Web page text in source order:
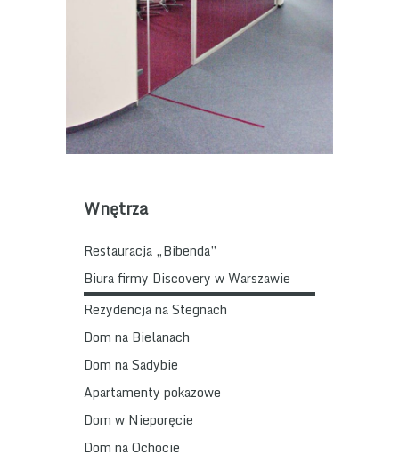
Wnętrza
Restauracja „Bibenda”
Biura firmy Discovery w Warszawie
Rezydencja na Stegnach
Dom na Bielanach
Dom na Sadybie
Apartamenty pokazowe
Dom w Nieporęcie
Dom na Ochocie